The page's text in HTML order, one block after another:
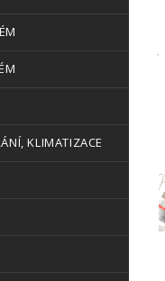
KLIMATIZACE